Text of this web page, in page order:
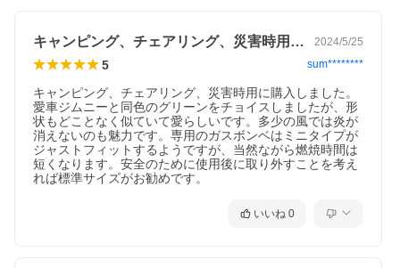
キャンピング、チェアリング、災害時用に… 2024/5/25
5 sum********
キャンピング、チェアリング、災害時用に購入しました。
愛車ジムニーと同色のグリーンをチョイスしましたが、形
状もどことなく似ていて愛らしいです。多少の風では炎が
消えないのも魅力です。専用のガスボンベはミニタイプが
ジャストフィットするようですが、当然ながら燃焼時間は
短くなります。安全のために使用後に取り外すことを考え
れば標準サイズがお勧めです。
いいね 0